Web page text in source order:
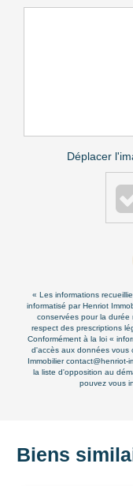
Déplacer
« Les informations
informatisé par Henriot
conservées pour la durée
respect des prescriptions
Conformément à la loi «
d'accès aux données vous
Immobilier contact@henriot-
la liste d'opposition au
pouvez vous
Biens